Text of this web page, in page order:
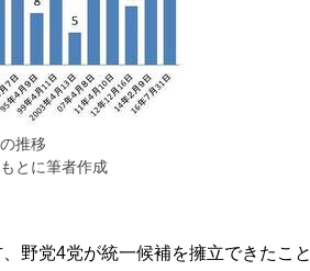
推移
とに筆者作成
野党4党が統一候補を擁立できたこと